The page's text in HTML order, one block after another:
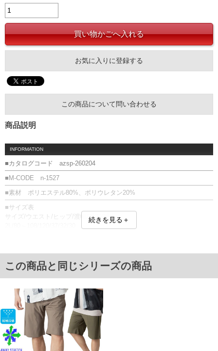
お気に入りに登録する
この商品について問い合わせる
商品説明
INFORMATION
■カタログコード azsp-260204
■M-CODE n-1527
■素材 ポリエステル80%、ポリウレタン20%
■サイズ表
サイズ/ウエスト/ヒップ/渡幅/股下/股上
5L/110～138/150/46/35/33
6L/120～148/160/49/36/34
8L/140～168/180/55/38/36
※【返品交換について】
返品交換希望の方は、商品到着後1週間以内にご連絡ください。
下着(肌着)やワイシャツは商品の性質上、返品交換不可とさせて頂いております。予め
ご了承くださいませ。
※【ボトムの裾上げをご希望の場合】
裾上げ料金は500円+税となります。
備考欄に股下●cmとご記入下さい。（裾上げ無料対象商品は1本につき税込6,000円以
続きを見る＋
この商品と同じシリーズの商品